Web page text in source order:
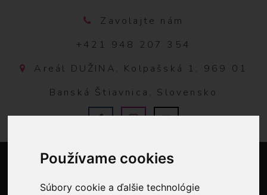
Používame cookies
Súbory cookie a ďalšie technológie
Zavolajte nám
+421 948 207 354
Areál DUŽINA, Kolpašská 1, 969 01
Banská Štiavnica, Slovensko